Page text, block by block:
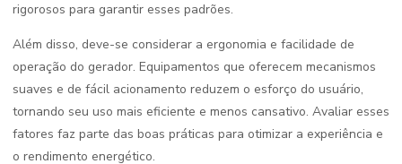
rigorosos para garantir esses padrões.
Além disso, deve-se considerar a ergonomia e facilidade de
operação do gerador. Equipamentos que oferecem mecanismos
suaves e de fácil acionamento reduzem o esforço do usuário,
tornando seu uso mais eficiente e menos cansativo. Avaliar esses
fatores faz parte das boas práticas para otimizar a experiência e
o rendimento energético.